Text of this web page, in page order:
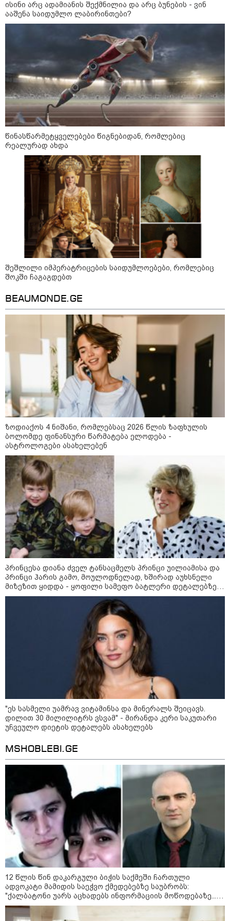
რა უნდა გავაკეთოთ პირველ
რიგში შუქის გამორთვისას: 5
მნიშვნელოვანი ნაბიჯი
1-დღიანი ტურები თბილისიდან:
სად წავიდეთ დილით და
დავბრუნდეთ საღამოს?
10:52 / 06-08-2026
ვაშინგტონს რაკეტების დეფიციტი აქვს? -
მედიის ცნობით, დონალდ ტრამპი პიტ
ჰეგსეთს დაუპირისპირდა: დეტალები
23:15 / 06-08-2026
“არ მინდა, ბაიდენივით
სცენიდან გადავარდეს“ -
დონალდ ტრამპის სიტყვით
გამოსვლისას დამსწრეები
სახალისო შემთხვევის მოწმენი
გახდნენ
23:45 / 05-08-2026
ტრაგედია შოტლანდიაში - 35
წლის მამას 9 წლის
ქალიშვილის მკვლელობაში
ედება ბრალი
14:08 / 05-08-2026
ლაიფციგის აეროპორტში
უკრაინულ თვითმფრინავთან
ახლოს ასაფეთქებელი
მოწყობილობით აღჭურვილი
დრონი აღმოაჩინეს - რას წერს
მედია
13:22 / 05-08-2026
საფრანგეთის სოფელში ტყის
ხანძრის შემდეგ მეორე
მსოფლიო ომის დროინდელი
ასობით ჭურვი აღმოაჩინეს -
"რიგრიგობით
ფეთქდებოდნენ..."
ირანის პარლამენტის
თავმჯდომარე აშშ-ზე -
თეატრალური დიპლომატია
გამუდმებით მეორდება -
შეასრულეთ ვალდებულებები,
მეტი თეატრი არ გვჭირდება
მიხაილ ფედოროვი აცხადებს, რომ
რუსეთის ტერიტორიაზე
სამიზნეების წინააღმდეგ Starlink-
ის გამოყენების საკითხზე ილონ
მასკთან მოლაპარაკებებს
ისინი არც ადამიანის შექმნილია და არც ბუნების - ვინ
ააშენა საიდუმლო ლაბირინთები?
წინასწარმეტყველებები წიგნებიდან, რომლებიც
რეალურად ახდა
შეშლილი იმპერატრიცების საიდუმლოებები, რომლებიც
შოკში ჩაგაგდებთ
BEAUMONDE.GE
ზოდიაქოს 4 ნიშანი, რომლებსაც 2026 წლის ზაფხულის
ბოლომდე ფინანსური წარმატება ელოდება -
ასტროლოგები ასახელებენ
პრინცესა დიანა ძველ ტანსაცმელს პრინცი უილიამისა და
პრინცი ჰარის გამო, მოულოდნელად, ხშირად აუხსნელი
მიზეზით ყიდდა - ყოფილი სამეფო ბატლერი დეტალებზე
საკუთარ წიგნში საუბრობს
"ეს სასმელი უამრავ ვიტამინსა და მინერალს შეიცავს.
დილით 30 მილილიტრს ვსვამ" - მირანდა კერი საკუთარი
უჩვეულო დიეტის დეტალებს ასახელებს
MSHOBLEBI.GE
12 წლის წინ დაკარგული ბიჭის საქმეში ჩართული
ადვოკატი მამიდის საეჭვო ქმედებებზე საუბრობს:
"ქალბატონი უარს აცხადებს ინფორმაციის მოწოდებაზე...
წლობით მიმდინარეობდა საქმის ჩაფარცხვის ოპერაცია"